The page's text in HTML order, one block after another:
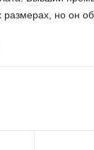
но он